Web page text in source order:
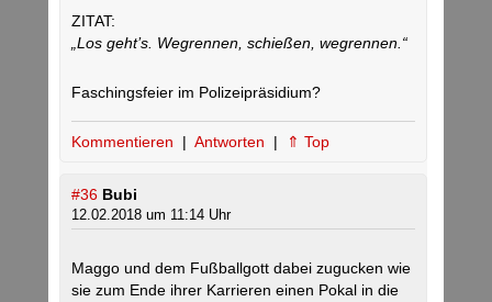
ZITAT:
„Los geht’s. Wegrennen, schießen, wegrennen.“
Faschingsfeier im Polizeipräsidium?
Kommentieren | Antworten | ⇑ Top
#36 Bubi
12.02.2018 um 11:14 Uhr
Maggo und dem Fußballgott dabei zugucken wie
sie zum Ende ihrer Karrieren einen Pokal in die